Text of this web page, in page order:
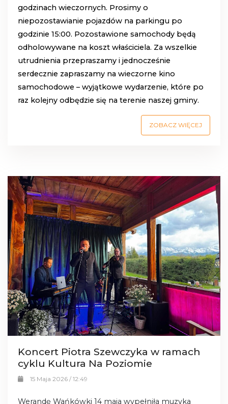
godzinach wieczornych. Prosimy o
niepozostawianie pojazdów na parkingu po
godzinie 15:00. Pozostawione samochody będą
odholowywane na koszt właściciela. Za wszelkie
utrudnienia przepraszamy i jednocześnie
serdecznie zapraszamy na wieczorne kino
samochodowe – wyjątkowe wydarzenie, które po
raz kolejny odbędzie się na terenie naszej gminy.
ZOBACZ WIĘCEJ
Koncert Piotra Szewczyka w ramach
cyklu Kultura Na Poziomie
15 Maja 2026 / 12:49
Werandę Wańkówki 14 maja wypełniła muzyka